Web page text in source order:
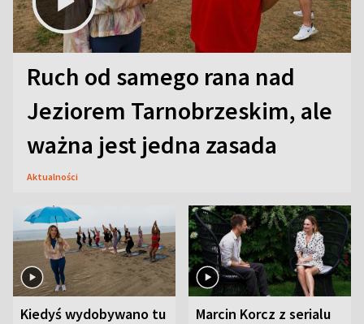
Ruch od samego rana nad
Jeziorem Tarnobrzeskim, ale
ważna jest jedna zasada
Aktualności
Kiedyś wydobywano tu
Marcin Korcz z serialu